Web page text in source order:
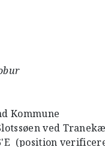
Kommune
ved
(position